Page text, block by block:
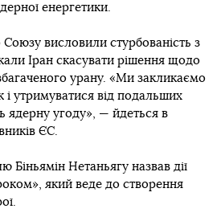
енергетики.
висловили стурбованість з
Іран скасувати рішення щодо
урану. «Ми закликаємо
і утримуватися від подальших
ядерну угоду», — йдеться в
ЄС.
Біньямін Нетаньягу назвав дії
який веде до створення